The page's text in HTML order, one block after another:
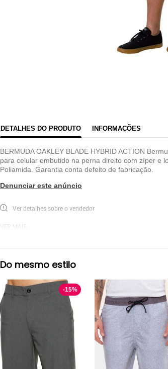
Radical
DETALHES DO PRODUTO INFORMAÇÕES
BERMUDA OAKLEY BLADE HYBRID ACTION
para celular embutido na perna direito com zíper e
Poliamida. Garantia conta defeito de fabricação.
Denunciar este anúncio
Ver detalhes sobre o vendedor
VER MAIS
Do mesmo estilo
-15%